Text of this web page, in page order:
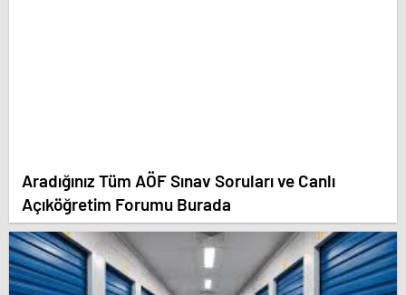
Aradığınız Tüm AÖF Sınav Soruları ve Canlı
Açıköğretim Forumu Burada